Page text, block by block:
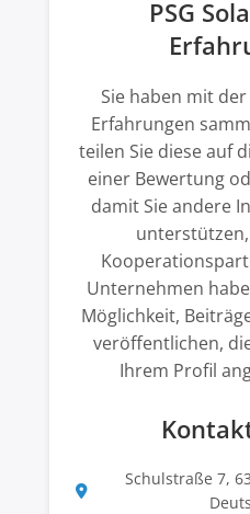
PSG
Sie haben mit der
Erfahrungen
teilen Sie diese auf
einer Bewertung
damit Sie andere
Unternehmen
Möglichkeit,
veröffentlichen,
Ihrem Profil
Schulstraße 7,